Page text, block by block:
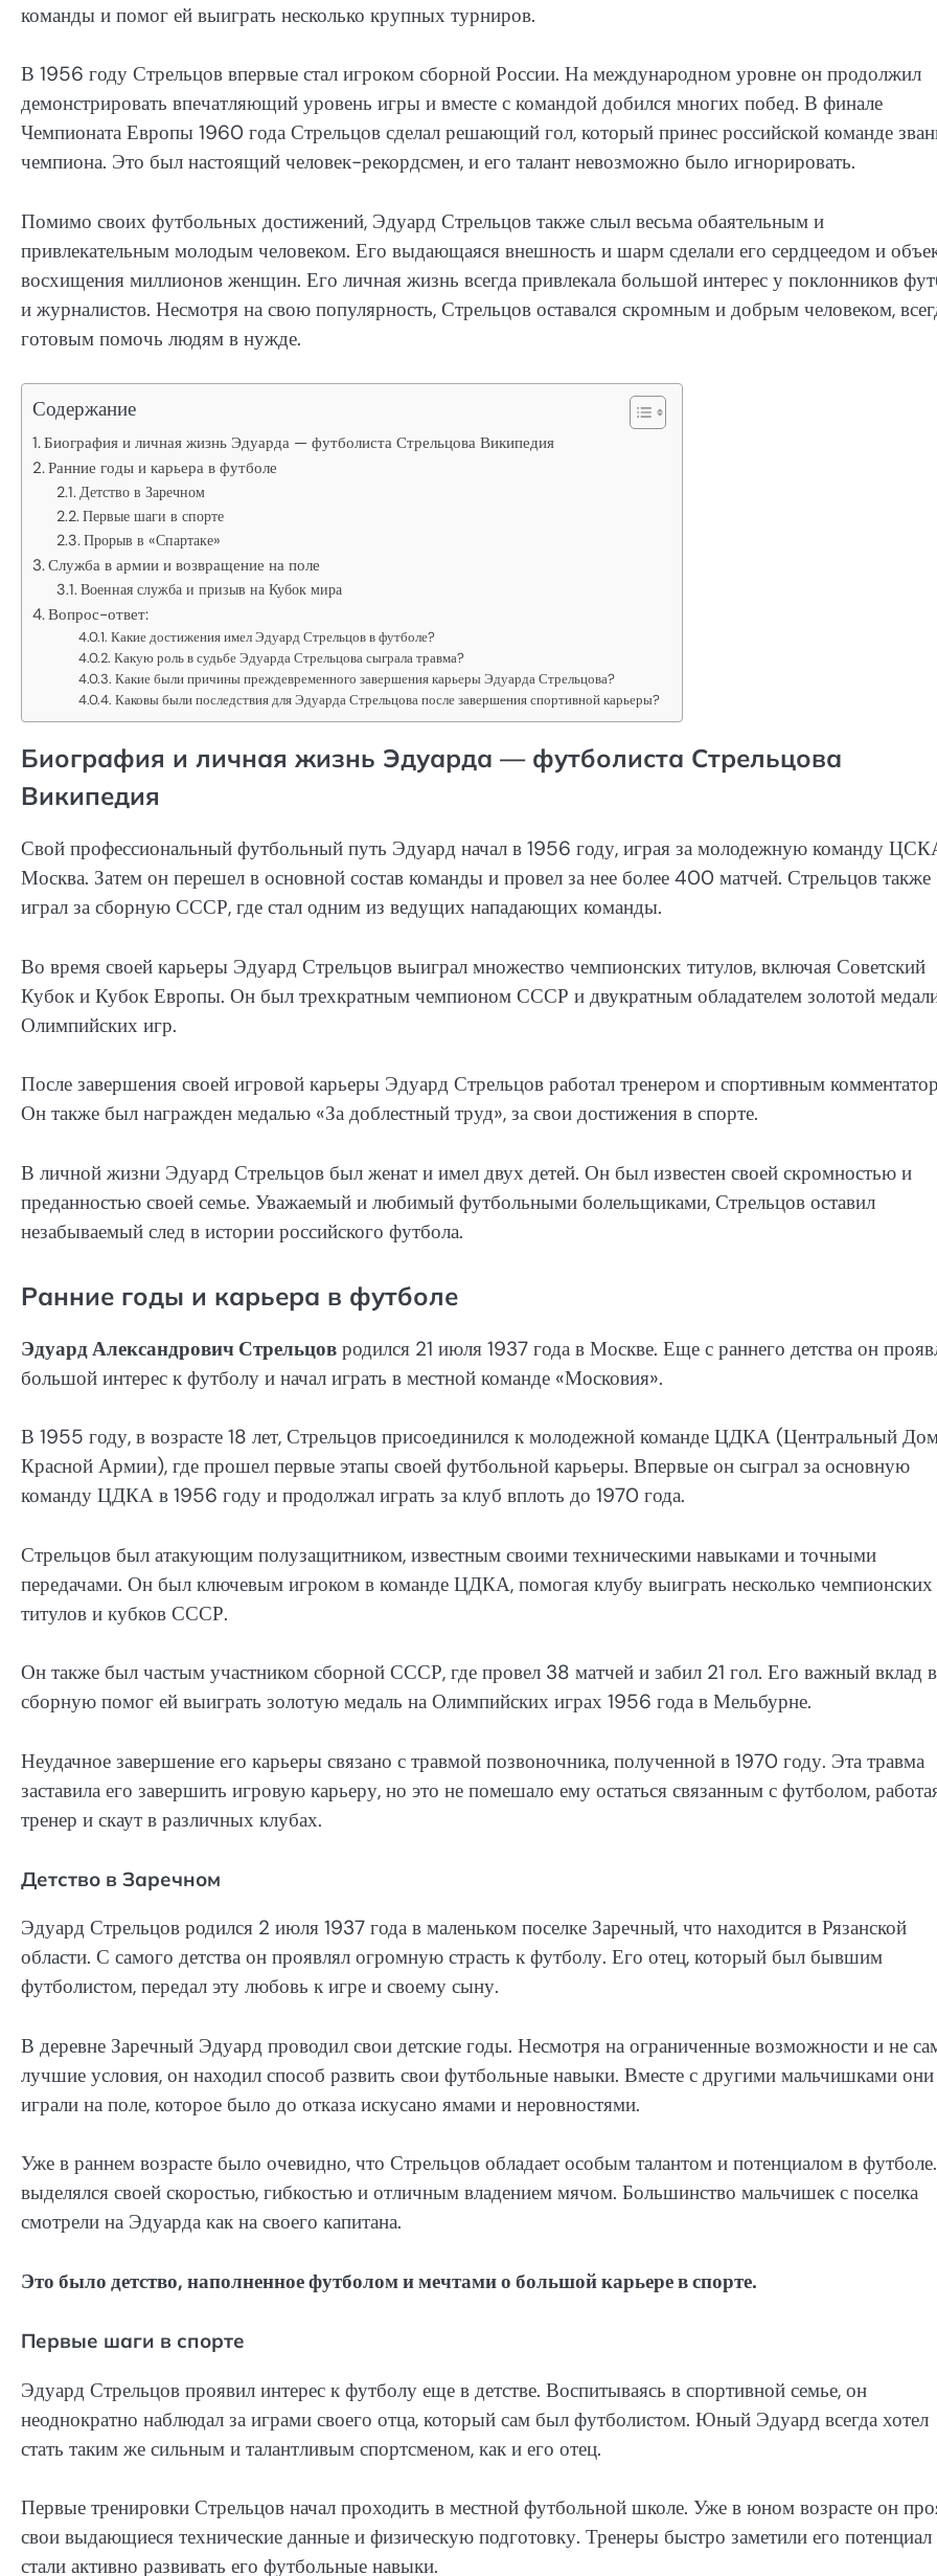
команды и помог ей выиграть несколько крупных турниров.
В 1956 году Стрельцов впервые стал игроком сборной России. На международном уровне он продолжил
демонстрировать впечатляющий уровень игры и вместе с командой добился многих побед. В финале
Чемпионата Европы 1960 года Стрельцов сделал решающий гол, который принес российской команде
чемпиона. Это был настоящий человек-рекордсмен, и его талант невозможно было игнорировать.
Помимо своих футбольных достижений, Эдуард Стрельцов также слыл весьма обаятельным и
привлекательным молодым человеком. Его выдающаяся внешность и шарм сделали его сердцеедом и
восхищения миллионов женщин. Его личная жизнь всегда привлекала большой интерес у поклонников
и журналистов. Несмотря на свою популярность, Стрельцов оставался скромным и добрым человеком,
готовым помочь людям в нужде.
Содержание
Биография и личная жизнь Эдуарда — футболиста Стрельцова Википедия
Ранние годы и карьера в футболе
Детство в Заречном
Первые шаги в спорте
Прорыв в «Спартаке»
Служба в армии и возвращение на поле
Военная служба и призыв на Кубок мира
Вопрос-ответ:
Какие достижения имел Эдуард Стрельцов в футболе?
Какую роль в судьбе Эдуарда Стрельцова сыграла травма?
Какие были причины преждевременного завершения карьеры Эдуарда Стрельцова?
Каковы были последствия для Эдуарда Стрельцова после завершения спортивной карьеры?
Биография и личная жизнь Эдуарда — футболиста Стрельцова
Википедия
Свой профессиональный футбольный путь Эдуард начал в 1956 году, играя за молодежную команду
Москва. Затем он перешел в основной состав команды и провел за нее более 400 матчей. Стрельцов также
играл за сборную СССР, где стал одним из ведущих нападающих команды.
Во время своей карьеры Эдуард Стрельцов выиграл множество чемпионских титулов, включая Советский
Кубок и Кубок Европы. Он был трехкратным чемпионом СССР и двукратным обладателем золотой
Олимпийских игр.
После завершения своей игровой карьеры Эдуард Стрельцов работал тренером и спортивным
Он также был награжден медалью «За доблестный труд», за свои достижения в спорте.
В личной жизни Эдуард Стрельцов был женат и имел двух детей. Он был известен своей скромностью и
преданностью своей семье. Уважаемый и любимый футбольными болельщиками, Стрельцов оставил
незабываемый след в истории российского футбола.
Ранние годы и карьера в футболе
Эдуард Александрович Стрельцов родился 21 июля 1937 года в Москве. Еще с раннего детства он
большой интерес к футболу и начал играть в местной команде «Московия».
В 1955 году, в возрасте 18 лет, Стрельцов присоединился к молодежной команде ЦДКА (Центральный
Красной Армии), где прошел первые этапы своей футбольной карьеры. Впервые он сыграл за основную
команду ЦДКА в 1956 году и продолжал играть за клуб вплоть до 1970 года.
Стрельцов был атакующим полузащитником, известным своими техническими навыками и точными
передачами. Он был ключевым игроком в команде ЦДКА, помогая клубу выиграть несколько чемпионских
титулов и кубков СССР.
Он также был частым участником сборной СССР, где провел 38 матчей и забил 21 гол. Его важный вклад в
сборную помог ей выиграть золотую медаль на Олимпийских играх 1956 года в Мельбурне.
Неудачное завершение его карьеры связано с травмой позвоночника, полученной в 1970 году. Эта травма
заставила его завершить игровую карьеру, но это не помешало ему остаться связанным с футболом,
тренер и скаут в различных клубах.
Детство в Заречном
Эдуард Стрельцов родился 2 июля 1937 года в маленьком поселке Заречный, что находится в Рязанской
области. С самого детства он проявлял огромную страсть к футболу. Его отец, который был бывшим
футболистом, передал эту любовь к игре и своему сыну.
В деревне Заречный Эдуард проводил свои детские годы. Несмотря на ограниченные возможности и не
лучшие условия, он находил способ развить свои футбольные навыки. Вместе с другими мальчишками они
играли на поле, которое было до отказа искусано ямами и неровностями.
Уже в раннем возрасте было очевидно, что Стрельцов обладает особым талантом и потенциалом в
выделялся своей скоростью, гибкостью и отличным владением мячом. Большинство мальчишек с поселка
смотрели на Эдуарда как на своего капитана.
Это было детство, наполненное футболом и мечтами о большой карьере в спорте.
Первые шаги в спорте
Эдуард Стрельцов проявил интерес к футболу еще в детстве. Воспитываясь в спортивной семье, он
неоднократно наблюдал за играми своего отца, который сам был футболистом. Юный Эдуард всегда хотел
стать таким же сильным и талантливым спортсменом, как и его отец.
Первые тренировки Стрельцов начал проходить в местной футбольной школе. Уже в юном возрасте он
свои выдающиеся технические данные и физическую подготовку. Тренеры быстро заметили его потенциал
стали активно развивать его футбольные навыки.